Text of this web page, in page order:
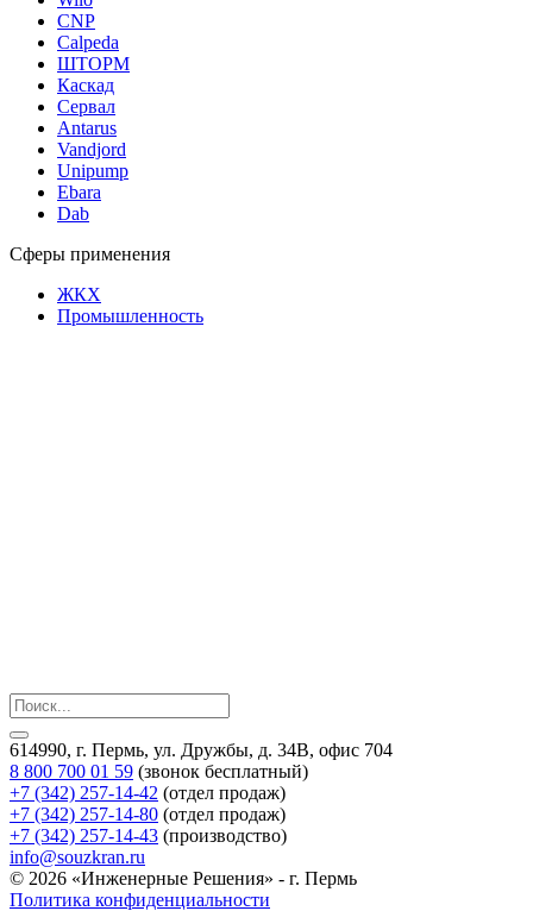
CNP
Calpeda
ШТОРМ
Каскад
Сервал
Antarus
Vandjord
Unipump
Ebara
Dab
Сферы применения
ЖКХ
Промышленность
614990, г. Пермь, ул. Дружбы, д. 34В, офис 704
8 800 700 01 59 (звонок бесплатный)
+7 (342) 257-14-42 (отдел продаж)
+7 (342) 257-14-80 (отдел продаж)
+7 (342) 257-14-43 (производство)
info@souzkran.ru
© 2026 «Инженерные Решения» - г. Пермь
Политика конфиденциальности